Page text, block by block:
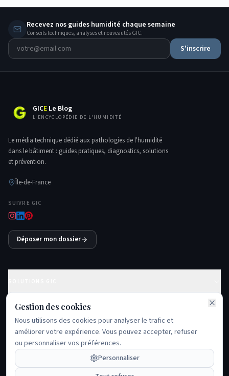
Gestion des cookies
Nous utilisons des cookies pour analyser le trafic et
améliorer votre expérience. Vous pouvez accepter, refuser
ou personnaliser vos préférences.
Personnaliser
Recevez nos guides humidité chaque semaine
Conseils techniques, analyses et nouveautés GIC.
S'inscrire
GICE Le Blog
L'ENCYCLOPÉDIE DE L'HUMIDITÉ
Le média technique dédié aux pathologies de l'humidité
dans le bâtiment : guides pratiques, diagnostics, solutions
et prévention.
Île-de-France
SUIVRE GIC
Déposer mon dossier
GUIDES ESSENTIELS
PROBLÈMES FRÉQUENTS